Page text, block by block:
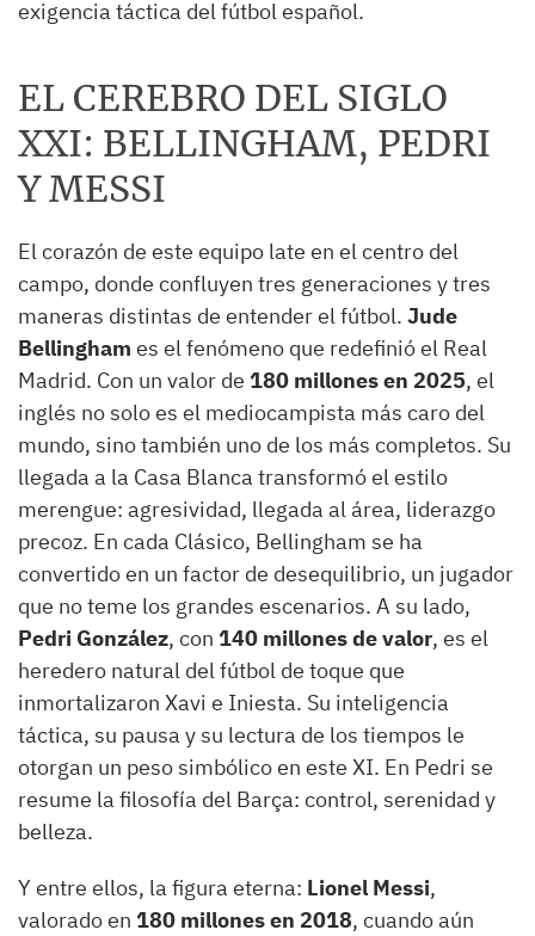
exigencia táctica del fútbol español.
EL CEREBRO DEL SIGLO
XXI: BELLINGHAM, PEDRI
Y MESSI
El corazón de este equipo late en el centro del
campo, donde confluyen tres generaciones y tres
maneras distintas de entender el fútbol. Jude
Bellingham es el fenómeno que redefinió el Real
Madrid. Con un valor de 180 millones en 2025, el
inglés no solo es el mediocampista más caro del
mundo, sino también uno de los más completos. Su
llegada a la Casa Blanca transformó el estilo
merengue: agresividad, llegada al área, liderazgo
precoz. En cada Clásico, Bellingham se ha
convertido en un factor de desequilibrio, un jugador
que no teme los grandes escenarios. A su lado,
Pedri González, con 140 millones de valor, es el
heredero natural del fútbol de toque que
inmortalizaron Xavi e Iniesta. Su inteligencia
táctica, su pausa y su lectura de los tiempos le
otorgan un peso simbólico en este XI. En Pedri se
resume la filosofía del Barça: control, serenidad y
belleza.
Y entre ellos, la figura eterna: Lionel Messi,
valorado en 180 millones en 2018, cuando aún